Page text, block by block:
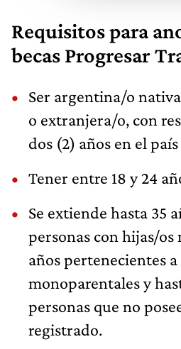
Requisitos para
becas Progresar
Ser argentina/o
o extranjera/o, con
dos (2) años en el
Tener entre 18 y 24
Se extiende hasta 35
personas con hijas/os
años pertenecientes
monoparentales y
personas que no
registrado.